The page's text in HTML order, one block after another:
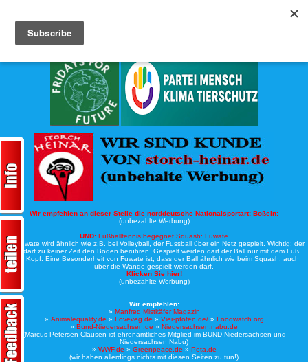
Wir empfehlen an dieser Stelle die norddeutsche Nationalsportart: Boßeln:
(unbezahlte Werbung)
UND: Fußballtennis begegnet Squash: Fuwate
Bei Fuwate wird ähnlich wie z.B. bei Volleyball, der Fussball über ein Netz gespielt. Wichtig: der
Ball darf zu keiner Zeit den Boden berühren. Gespielt werden darf der Ball nur mit dem Fuß
oder Kopf. Eine Besonderheit von Fuwate ist, dass der Ball ähnlich wie beim Squash, auch
über die Wände gespielt werden darf.
Klicken Sie hier!
(unbezahlte Werbung)
Wir empfehlen:
» Manfred Mistkäfer Magazin
» Animalequality.de » Loveveg.de » Vier-pfoten.de/» Foodwatch.org
» Bund-Niedersachsen.de » Niedersachsen.nabu.de
(Marcus Petersen-Clausen ist ehrenamtliches Mitglied im BUND-Niedersachsen und
Niedersachsen Nabu)
» WWF.de » Greenpeace.de » Peta.de
(wir haben allerdings nichts mit diesen Seiten zu tun!)